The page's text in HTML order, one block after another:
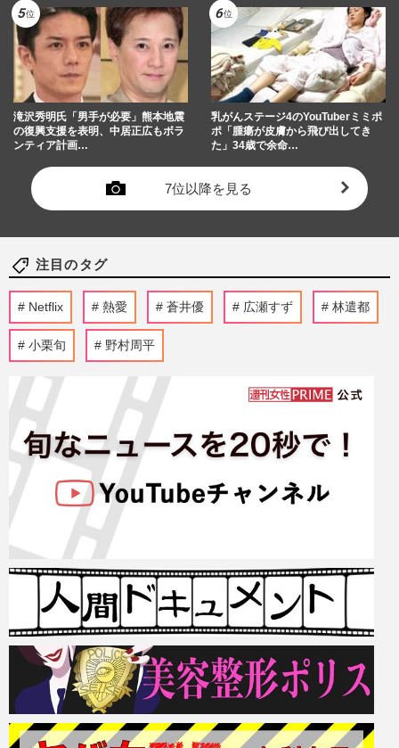
滝沢秀明氏「男手が必要」熊本地震
の復興支援を表明、中居正広もボラ
ンティア計画…
乳がんステージ4のYouTuberミミポ
ポ「腫瘍が皮膚から飛び出してき
た」34歳で余命…
7位以降を見る
注目のタグ
Netflix 熱愛 蒼井優 広瀬すず 林遣都
小栗旬 野村周平